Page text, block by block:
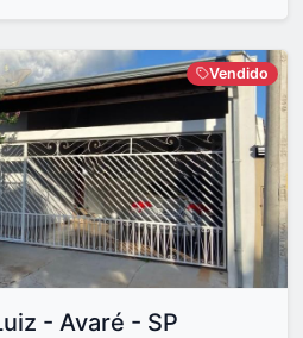
Vendido
- Avaré - SP